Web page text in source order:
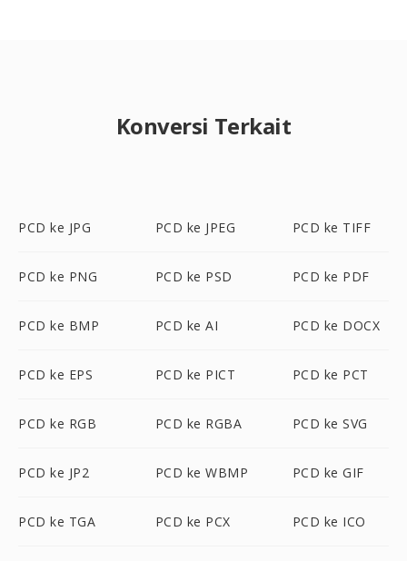
Konversi Terkait
PCD ke JPG PCD ke JPEG PCD ke TIFF
PCD ke PNG PCD ke PSD PCD ke PDF
PCD ke BMP PCD ke AI PCD ke DOCX
PCD ke EPS PCD ke PICT PCD ke PCT
PCD ke RGB PCD ke RGBA PCD ke SVG
PCD ke JP2 PCD ke WBMP PCD ke GIF
PCD ke TGA PCD ke PCX PCD ke ICO